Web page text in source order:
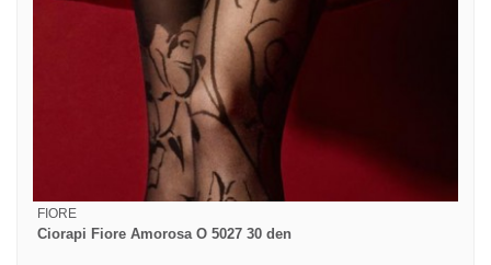
FIORE
Ciorapi Fiore Amorosa O 5027 30 den